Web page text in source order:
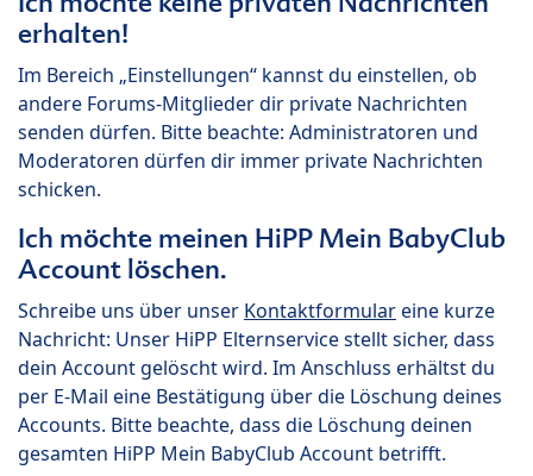
erhalten!
Im Bereich „Einstellungen“ kannst du einstellen, ob
andere Forums-Mitglieder dir private Nachrichten
senden dürfen. Bitte beachte: Administratoren und
Moderatoren dürfen dir immer private Nachrichten
schicken.
Ich möchte meinen HiPP Mein BabyClub
Account löschen.
Schreibe uns über unser Kontaktformulareine kurze
Nachricht: Unser HiPP Elternservice stellt sicher, dass
dein Account gelöscht wird. Im Anschluss erhältst du
per E-Mail eine Bestätigung über die Löschung deines
Accounts. Bitte beachte, dass die Löschung deinen
gesamten HiPP Mein BabyClub Account betrifft.